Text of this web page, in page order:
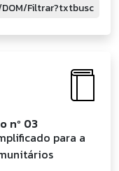
nº 03
para a